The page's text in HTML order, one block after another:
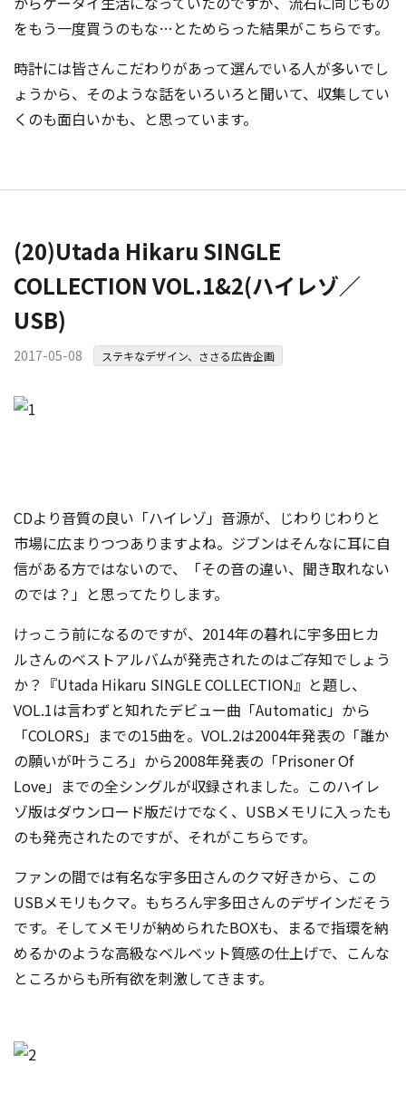
をもう一度買うのもな…とためらった結果がこちらです。
時計には皆さんこだわりがあって選んでいる人が多いでし
ょうから、そのような話をいろいろと聞いて、収集してい
くのも面白いかも、と思っています。
(20)Utada Hikaru SINGLE
COLLECTION VOL.1&2(ハイレゾ／
USB)
2017-05-08 ステキなデザイン、ささる広告企画
CDより音質の良い「ハイレゾ」音源が、じわりじわりと
市場に広まりつつありますよね。ジブンはそんなに耳に自
信がある方ではないので、「その音の違い、聞き取れない
のでは？」と思ってたりします。
けっこう前になるのですが、2014年の暮れに宇多田ヒカ
ルさんのベストアルバムが発売されたのはご存知でしょう
か？『Utada Hikaru SINGLE COLLECTION』と題し、
VOL.1は言わずと知れたデビュー曲「Automatic」から
「COLORS」までの15曲を。VOL.2は2004年発表の「誰か
の願いが叶うころ」 から2008年発表の「Prisoner Of
Love」までの全シングルが収録されました。このハイレ
ゾ版はダウンロード版だけでなく、USBメモリに入ったも
のも発売されたのですが、それがこちらです。
ファンの間では有名な宇多田さんのクマ好きから、この
USBメモリもクマ。もちろん宇多田さんのデザインだそう
です。そしてメモリが納められたBOXも、まるで指環を納
めるかのような高級なベルベット質感の仕上げで、こんな
ところからも所有欲を刺激してきます。